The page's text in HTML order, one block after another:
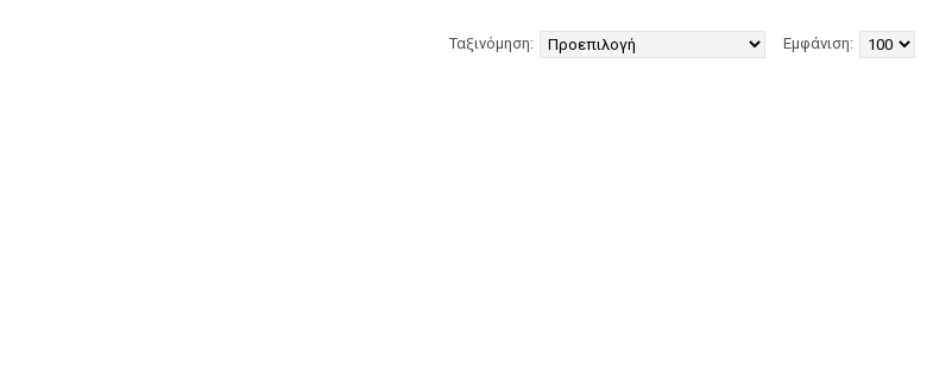
Εμφάνιση:
Ταξινόμηση: